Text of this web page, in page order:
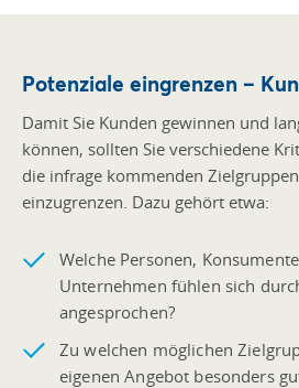
Potenziale eingrenzen –
Damit Sie Kunden gewinnen und
können, sollten Sie verschiedene
die infrage kommenden
einzugrenzen. Dazu gehört etwa:
Welche Personen,
Unternehmen fühlen sich
angesprochen?
Zu welchen möglichen
eigenen Angebot besonders